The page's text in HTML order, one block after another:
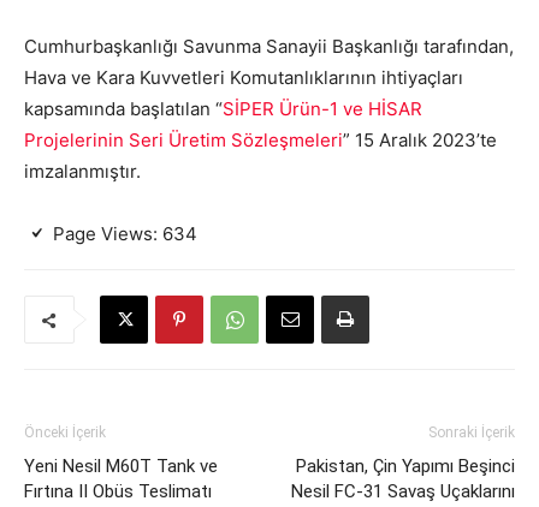
Cumhurbaşkanlığı Savunma Sanayii Başkanlığı tarafından,
Hava ve Kara Kuvvetleri Komutanlıklarının ihtiyaçları
kapsamında başlatılan “SİPER Ürün-1 ve HİSAR
Projelerinin Seri Üretim Sözleşmeleri” 15 Aralık 2023’te
imzalanmıştır.
Page Views: 634
Önceki İçerik
Yeni Nesil M60T Tank ve
Fırtına II Obüs Teslimatı
Sonraki İçerik
Pakistan, Çin Yapımı Beşinci
Nesil FC-31 Savaş Uçaklarını